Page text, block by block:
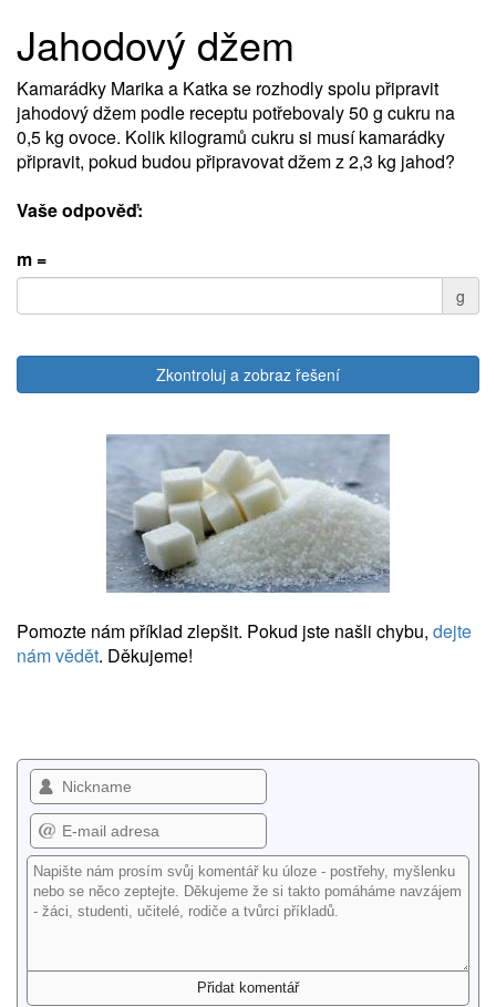
Jahodový džem
Kamarádky Marika a Katka se rozhodly spolu připravit
jahodový džem podle receptu potřebovaly 50 g cukru na
0,5 kg ovoce. Kolik kilogramů cukru si musí kamarádky
připravit, pokud budou připravovat džem z 2,3 kg jahod?
Vaše odpověď:
m =
g
Zkontroluj a zobraz řešení
Pomozte nám příklad zlepšit. Pokud jste našli chybu, dejte
nám vědět. Děkujeme!